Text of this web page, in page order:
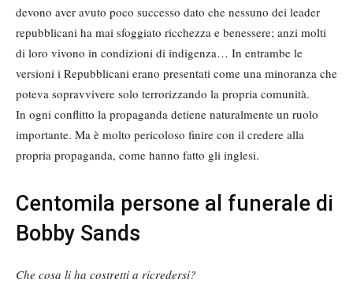
devono aver avuto poco successo dato che nessuno dei leader
repubblicani ha mai sfoggiato ricchezza e benessere; anzi molti
di loro vivono in condizioni di indigenza… In entrambe le
versioni i Repubblicani erano presentati come una minoranza che
poteva sopravvivere solo terrorizzando la propria comunità.
In ogni conflitto la propaganda detiene naturalmente un ruolo
importante. Ma è molto pericoloso finire con il credere alla
propria propaganda, come hanno fatto gli inglesi.
Centomila persone al funerale di
Bobby Sands
Che cosa li ha costretti a ricredersi?